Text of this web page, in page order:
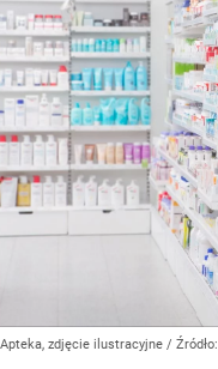
Apteka, zdjęcie ilustracyjne / Źródło: